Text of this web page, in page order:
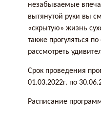
незабываемые
вытянутой руки вы
«скрытую» жизнь
также прогуляться
рассмотреть
Срок проведения
01.03.2022г. по
Расписание